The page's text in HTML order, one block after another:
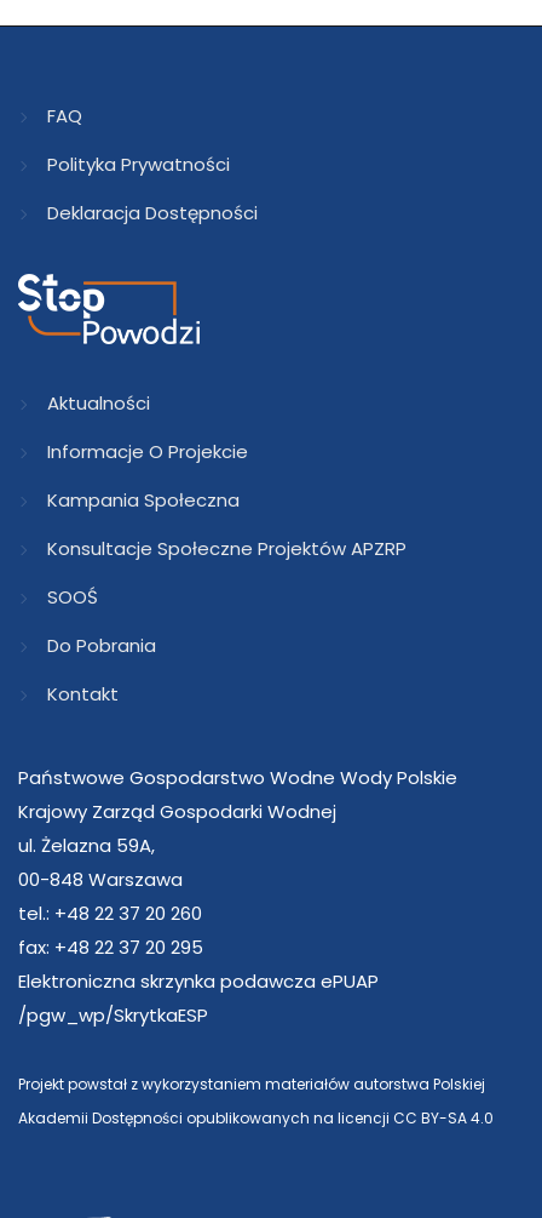
FAQ
Polityka Prywatności
Deklaracja Dostępności
Aktualności
Informacje O Projekcie
Kampania Społeczna
Konsultacje Społeczne Projektów APZRP
SOOŚ
Do Pobrania
Kontakt
Państwowe Gospodarstwo Wodne Wody Polskie
Krajowy Zarząd Gospodarki Wodnej
ul. Żelazna 59A,
00-848 Warszawa
tel.: +48 22 37 20 260
fax: +48 22 37 20 295
Elektroniczna skrzynka podawcza ePUAP
/pgw_wp/SkrytkaESP
Projekt powstał z wykorzystaniem materiałów autorstwa Polskiej
Akademii Dostępności opublikowanych na licencji CC BY-SA 4.0